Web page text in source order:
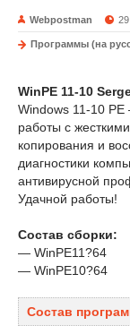
Webpostman
Программы (на
WinPE 11-10
Windows 11-10
работы с
копирования и
диагностики
антивирусной
Удачной работы!
Состав сборки:
— WinPE11?64
— WinPE10?64
Состав